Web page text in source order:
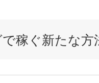
稼ぐ新たな方